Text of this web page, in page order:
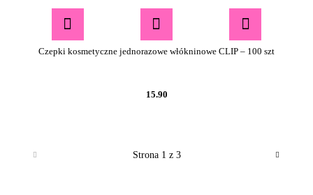
Czepki kosmetyczne jednorazowe włókninowe CLIP – 100 szt
15.90